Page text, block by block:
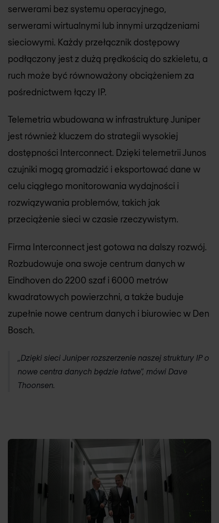
serwerami bez systemu operacyjnego,
serwerami wirtualnymi lub innymi urządzeniami
sieciowymi. Każdy przełącznik dostępowy
podłączony jest z dużą prędkością do szkieletu, a
ruch może być równoważony obciążeniem za
pośrednictwem łączy IP.
Telemetria wbudowana w infrastrukturę Juniper
jest również kluczem do strategii wysokiej
dostępności Interconnect. Dzięki telemetrii Junos
czujniki mogą gromadzić i eksportować dane w
celu ciągłego monitorowania wydajności i
rozwiązywania problemów, takich jak
przeciążenie sieci w czasie rzeczywistym.
Firma Interconnect jest gotowa na dalszy rozwój.
Rozbudowuje ona swoje centrum danych w
Eindhoven do 2200 szaf i 6000 metrów
kwadratowych powierzchni, a także buduje
zupełnie nowe centrum danych i biurowiec w Den
Bosch.
„Dzięki sieci Juniper rozszerzenie naszej struktury IP o
nowe centra danych będzie łatwe”, mówi Dave
Thoonsen.